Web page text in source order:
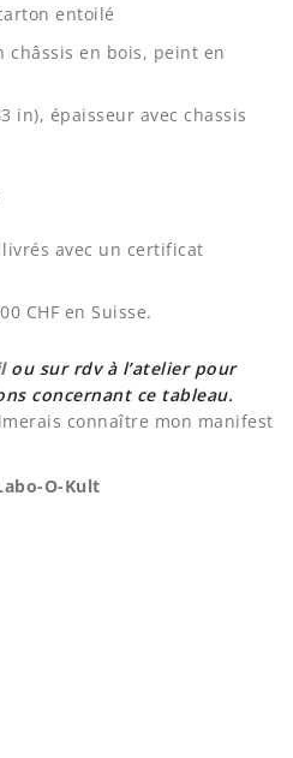
entoilé
en bois, peint en
in), épaisseur avec chassis
avec un certificat
CHF en Suisse.
ou sur rdv à l’atelier pour
concernant ce tableau.
connaître mon manifest
O-Kult